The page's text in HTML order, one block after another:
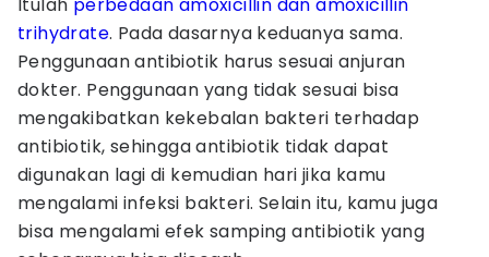
trihydrate. Pada dasarnya keduanya sama.
Penggunaan antibiotik harus sesuai anjuran
dokter. Penggunaan yang tidak sesuai bisa
mengakibatkan kekebalan bakteri terhadap
antibiotik, sehingga antibiotik tidak dapat
digunakan lagi di kemudian hari jika kamu
mengalami infeksi bakteri. Selain itu, kamu juga
bisa mengalami efek samping antibiotik yang